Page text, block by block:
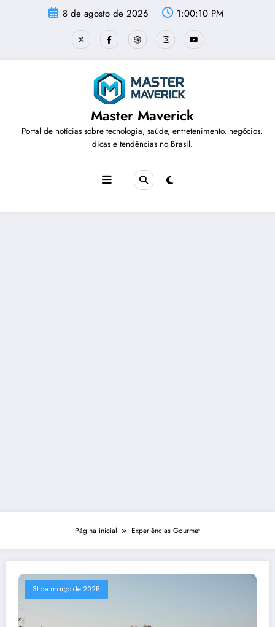
8 de agosto de 2026 1:00:10 PM
Master Maverick
Portal de notícias sobre tecnologia, saúde, entretenimento, negócios,
dicas e tendências no Brasil.
Página inicial Experiências Gourmet
31 de março de 2025